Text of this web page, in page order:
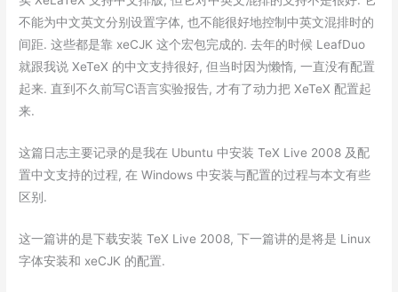
不能为中文英文分别设置字体, 也不能很好地控制中英文混排时的
间距. 这些都是靠 xeCJK 这个宏包完成的. 去年的时候 LeafDuo
就跟我说 XeTeX 的中文支持很好, 但当时因为懒惰, 一直没有配置
起来. 直到不久前写C语言实验报告, 才有了动力把 XeTeX 配置起
来.
这篇日志主要记录的是我在 Ubuntu 中安装 TeX Live 2008 及配
置中文支持的过程, 在 Windows 中安装与配置的过程与本文有些
区别.
这一篇讲的是下载安装 TeX Live 2008, 下一篇讲的是将是 Linux
字体安装和 xeCJK 的配置.